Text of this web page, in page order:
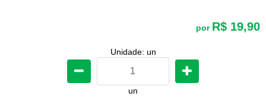
por R$ 19,90
Unidade: un
un